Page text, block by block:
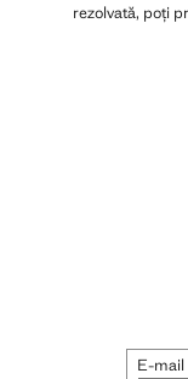
rezolvată, poți
E-mail